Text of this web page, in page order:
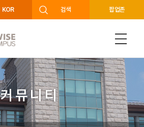
주메뉴 바로가기
푸터 바로가기
KOR 검색 팝업존
커뮤니티